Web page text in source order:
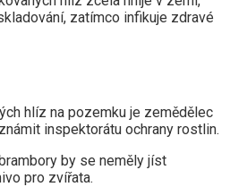
zatímco infikuje zdravé
hlíz na pozemku je zemědělec
inspektorátu ochrany rostlin.
by se neměly jíst
pro zvířata.